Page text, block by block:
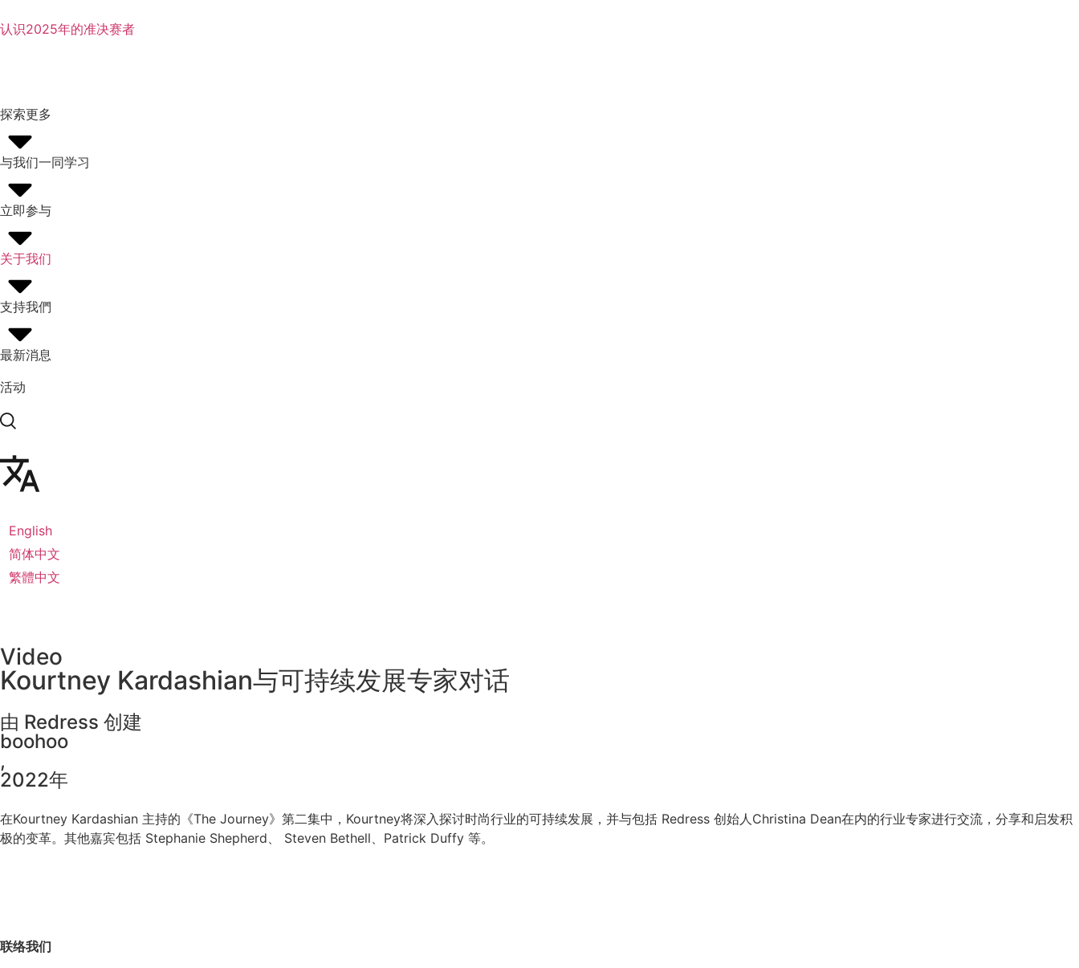
认识2025年的准决赛者
探索更多
与我们一同学习
立即参与
关于我们
支持我們
最新消息
活动
English
简体中文
繁體中文
Video
Kourtney Kardashian与可持续发展专家对话
由 Redress 创建
boohoo
,
2022年
在Kourtney Kardashian 主持的《The Journey》第二集中，Kourtney将深入探讨时尚行业的可持续发展，并与包括 Redress 创始人Christina Dean在内的行业专家进行交流，分享和启发积
极的变革。其他嘉宾包括 Stephanie Shepherd、 Steven Bethell、Patrick Duffy 等。
联络我们